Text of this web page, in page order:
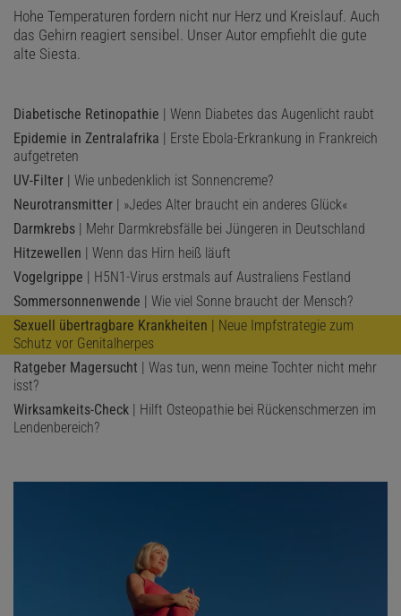
Hohe Temperaturen fordern nicht nur Herz und Kreislauf. Auch
das Gehirn reagiert sensibel. Unser Autor empfiehlt die gute
alte Siesta.
Diabetische Retinopathie | Wenn Diabetes das Augenlicht raubt
Epidemie in Zentralafrika | Erste Ebola-Erkrankung in Frankreich
aufgetreten
UV-Filter | Wie unbedenklich ist Sonnencreme?
Neurotransmitter | »Jedes Alter braucht ein anderes Glück«
Darmkrebs | Mehr Darmkrebsfälle bei Jüngeren in Deutschland
Hitzewellen | Wenn das Hirn heiß läuft
Vogelgrippe | H5N1-Virus erstmals auf Australiens Festland
Sommersonnenwende | Wie viel Sonne braucht der Mensch?
Sexuell übertragbare Krankheiten | Neue Impfstrategie zum
Schutz vor Genitalherpes
Ratgeber Magersucht | Was tun, wenn meine Tochter nicht mehr
isst?
Wirksamkeits-Check | Hilft Osteopathie bei Rückenschmerzen im
Lendenbereich?